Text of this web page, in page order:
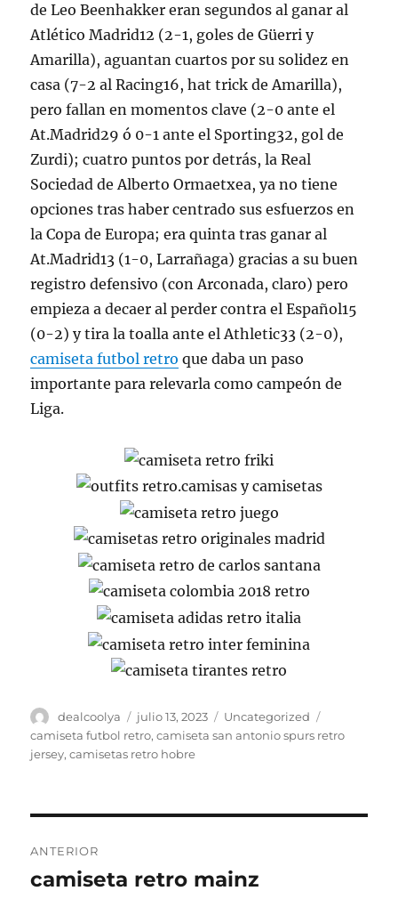
de Leo Beenhakker eran segundos al ganar al
Atlético Madrid12 (2-1, goles de Güerri y
Amarilla), aguantan cuartos por su solidez en
casa (7-2 al Racing16, hat trick de Amarilla),
pero fallan en momentos clave (2-0 ante el
At.Madrid29 ó 0-1 ante el Sporting32, gol de
Zurdi); cuatro puntos por detrás, la Real
Sociedad de Alberto Ormaetxea, ya no tiene
opciones tras haber centrado sus esfuerzos en
la Copa de Europa; era quinta tras ganar al
At.Madrid13 (1-0, Larrañaga) gracias a su buen
registro defensivo (con Arconada, claro) pero
empieza a decaer al perder contra el Español15
(0-2) y tira la toalla ante el Athletic33 (2-0),
camiseta futbol retro que daba un paso
importante para relevarla como campeón de
Liga.
Autor
dealcoolya
Publicado
el
julio 13, 2023 Categorías
Uncategorized
camiseta futbol retro,camiseta san antonio spurs retro
jersey,camisetas retro hobre
de
ANTERIOR
Entrada
camiseta retro mainz